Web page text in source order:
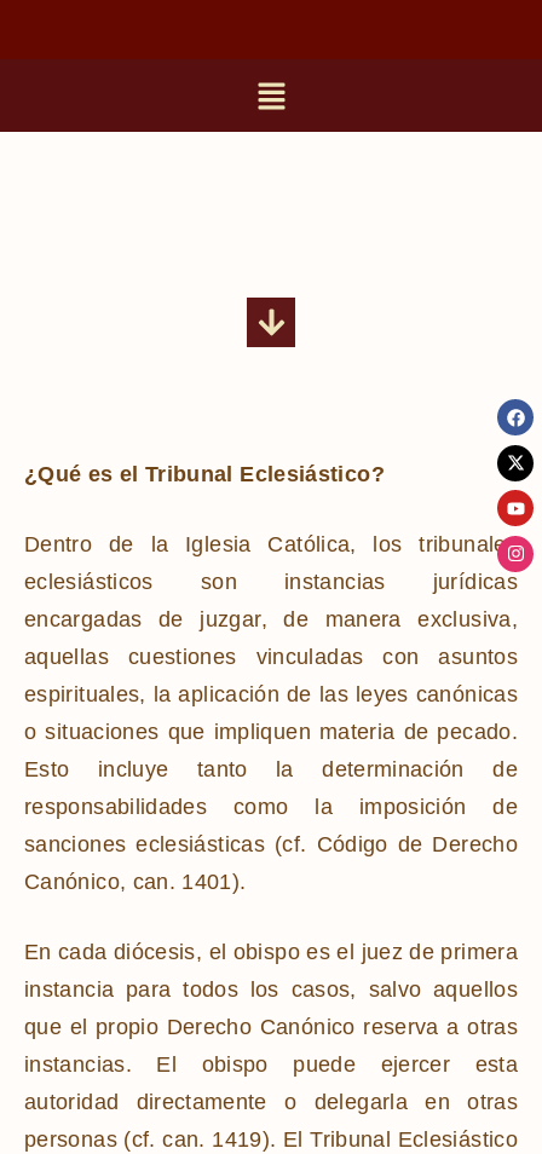
¿Qué es el Tribunal Eclesiástico?
Dentro de la Iglesia Católica, los tribunales
eclesiásticos son instancias jurídicas
encargadas de juzgar, de manera exclusiva,
aquellas cuestiones vinculadas con asuntos
espirituales, la aplicación de las leyes canónicas
o situaciones que impliquen materia de pecado.
Esto incluye tanto la determinación de
responsabilidades como la imposición de
sanciones eclesiásticas (cf. Código de Derecho
Canónico, can. 1401).
En cada diócesis, el obispo es el juez de primera
instancia para todos los casos, salvo aquellos
que el propio Derecho Canónico reserva a otras
instancias. El obispo puede ejercer esta
autoridad directamente o delegarla en otras
personas (cf. can. 1419). El Tribunal Eclesiástico